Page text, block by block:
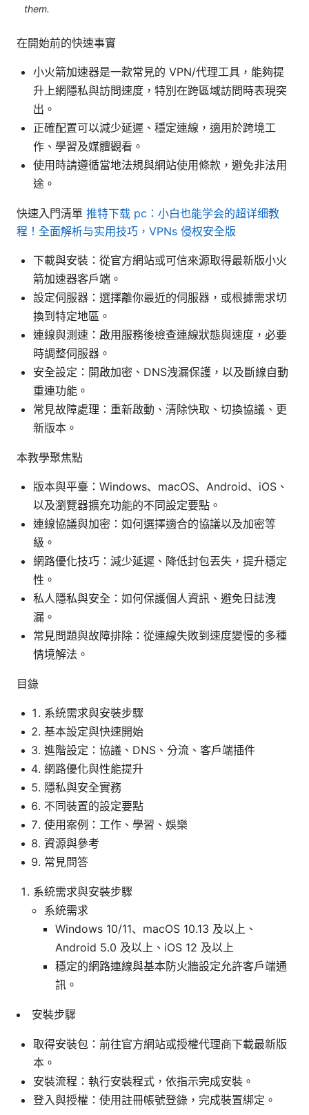
them.
在開始前的快速事實
小火箭加速器是一款常見的 VPN/代理工具，能夠提
升上網隱私與訪問速度，特別在跨區域訪問時表現突
出。
正確配置可以減少延遲、穩定連線，適用於跨境工
作、學習及媒體觀看。
使用時請遵循當地法規與網站使用條款，避免非法用
途。
快速入門清單 推特下载 pc：小白也能学会的超详细教
程！全面解析与实用技巧，VPNs 侵权安全版
下載與安裝：從官方網站或可信來源取得最新版小火
箭加速器客戶端。
設定伺服器：選擇離你最近的伺服器，或根據需求切
換到特定地區。
連線與測速：啟用服務後檢查連線狀態與速度，必要
時調整伺服器。
安全設定：開啟加密、DNS洩漏保護，以及斷線自動
重連功能。
常見故障處理：重新啟動、清除快取、切換協議、更
新版本。
本教學聚焦點
版本與平臺：Windows、macOS、Android、iOS、
以及瀏覽器擴充功能的不同設定要點。
連線協議與加密：如何選擇適合的協議以及加密等
級。
網路優化技巧：減少延遲、降低封包丟失，提升穩定
性。
私人隱私與安全：如何保護個人資訊、避免日誌洩
漏。
常見問題與故障排除：從連線失敗到速度變慢的多種
情境解法。
目錄
系統需求與安裝步驟
基本設定與快速開始
進階設定：協議、DNS、分流、客戶端插件
網路優化與性能提升
隱私與安全實務
不同裝置的設定要點
使用案例：工作、學習、娛樂
資源與參考
常見問答
系統需求與安裝步驟
系統需求
Windows 10/11、macOS 10.13 及以上、
Android 5.0 及以上、iOS 12 及以上
穩定的網路連線與基本防火牆設定允許客戶端通
訊。
安裝步驟
取得安裝包：前往官方網站或授權代理商下載最新版
本。
安裝流程：執行安裝程式，依指示完成安裝。
登入與授權：使用註冊帳號登錄，完成裝置綁定。